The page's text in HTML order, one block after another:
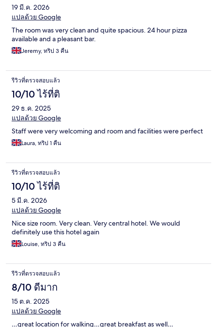
19 มี.ค. 2026
แปลด้วย Google
The room was very clean and quite spacious. 24 hour pizza
available and a pleasant bar.
Jeremy, ทริป 3 คืน
รีวิวที่ตรวจสอบแล้ว
10/10 ไร้ที่ติ
29 ธ.ค. 2025
แปลด้วย Google
Staff were very welcoming and room and facilities were perfect
Laura, ทริป 1 คืน
รีวิวที่ตรวจสอบแล้ว
10/10 ไร้ที่ติ
5 มี.ค. 2026
แปลด้วย Google
Nice size room. Very clean. Very central hotel. We would
definitely use this hotel again
Louise, ทริป 3 คืน
รีวิวที่ตรวจสอบแล้ว
8/10 ดีมาก
15 ต.ค. 2025
แปลด้วย Google
…great location for walking…great breakfast as well…